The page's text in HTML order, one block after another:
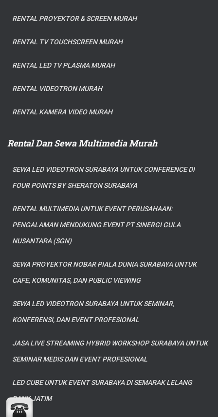
RENTAL PROYEKTOR & SCREEN MURAH
RENTAL TV TOUCHSCREEN MURAH
RENTAL LED TV PLASMA MURAH
RENTAL VIDEOTRON MURAH
RENTAL KAMERA VIDEO MURAH
Rental Dan Sewa Multimedia Murah
SEWA LED VIDEOTRON SURABAYA UNTUK CONFERENCE DI
FOUR POINTS BY SHERATON SURABAYA
RENTAL MULTIMEDIA UNTUK EVENT PERUSAHAAN:
PENGALAMAN MENDUKUNG EVENT PT SINERGI GULA
NUSANTARA (SGN)
SEWA PROYEKTOR NOBAR PIALA DUNIA SURABAYA UNTUK
CAFE, KOMUNITAS, DAN PUBLIC VIEWING
SEWA LED VIDEOTRON SURABAYA UNTUK SEMINAR,
KONFERENSI, DAN EVENT PROFESIONAL
JASA LIVE STREAMING HYBRID WORKSHOP SURABAYA UNTUK
SEMINAR MEDIS DAN EVENT PROFESIONAL
LED CUBE UNTUK EVENT SURABAYA DI SEMARAK LELANG
BANK JATIM